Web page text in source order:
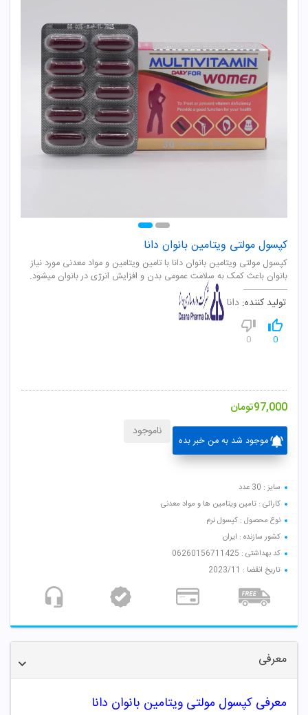
کپسول مولتی ویتامین بانوان دانا
کپسول مولتی ویتامین بانوان دانا با تامین ویتامین و مواد معدنی مورد نیاز
بانوان باعث کمک به سلامت عمومی بدن و افزایش انرژی در بانوان میشود.
تولید کننده: دانا
0
0
97,000تومان
موجود شد به من خبر بده
ناموجود
سایز : 30 عدد
کارائی : تامین ویتامین ها و مواد معدنی
نوع محصول : کپسول نرم
کشور سازنده : ایران
کد بهداشتی : 06260156711425
تاریخ انقضا : 2023/11
معرفی
معرفی کپسول مولتی ویتامین بانوان دانا